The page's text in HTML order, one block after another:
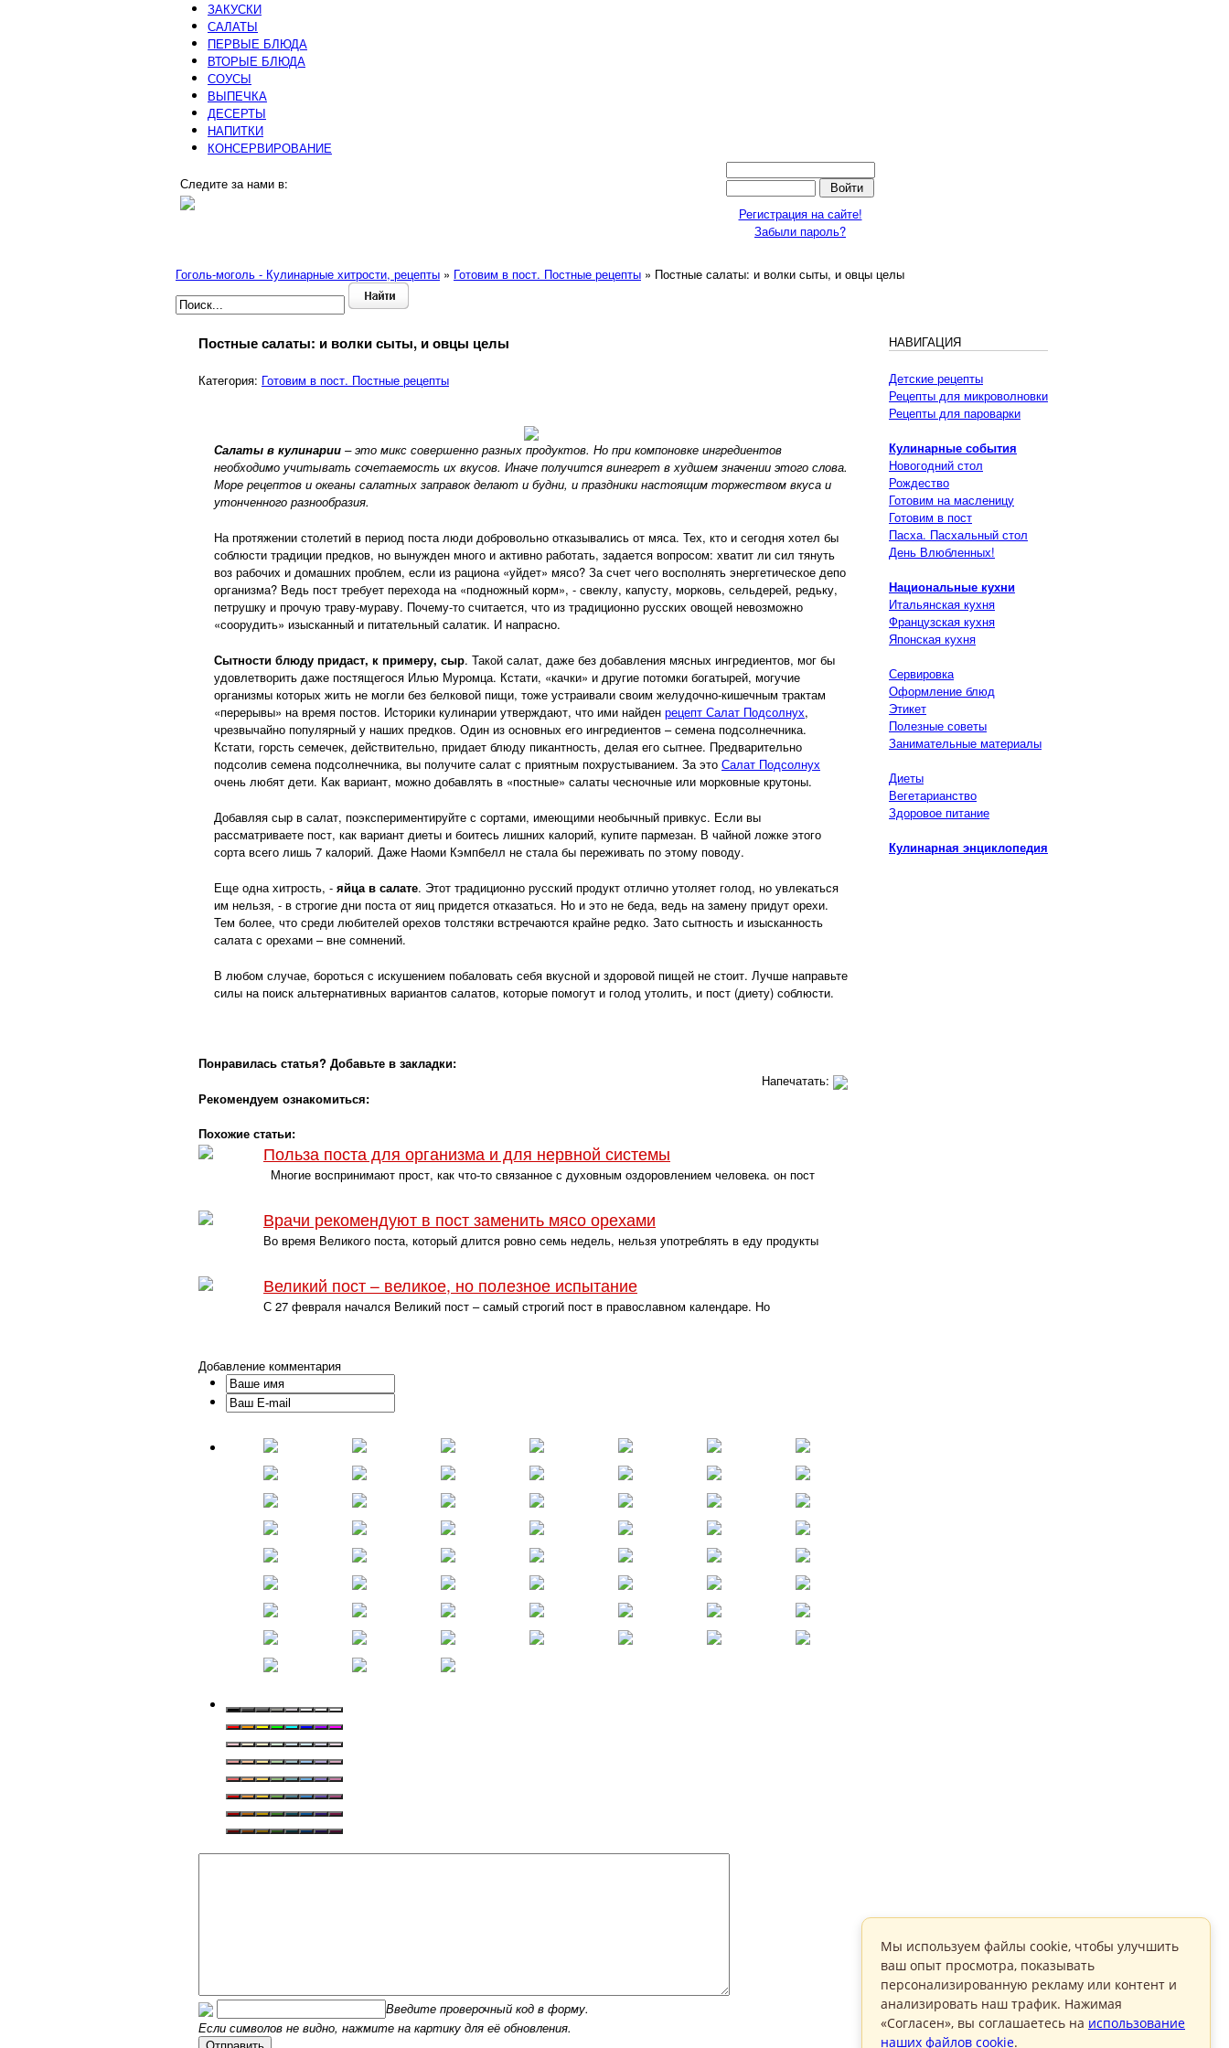
ЗАКУСКИ
САЛАТЫ
ПЕРВЫЕ БЛЮДА
ВТОРЫЕ БЛЮДА
СОУСЫ
ВЫПЕЧКА
ДЕСЕРТЫ
НАПИТКИ
КОНСЕРВИРОВАНИЕ
Следите за нами в:
Регистрация на сайте!
Забыли пароль?
Гоголь-моголь - Кулинарные хитрости, рецепты » Готовим в пост. Постные рецепты » Постные салаты: и волки сыты, и овцы целы
Постные салаты: и волки сыты, и овцы целы
Категория: Готовим в пост. Постные рецепты
Салаты в кулинарии – это микс совершенно разных продуктов. Но при компоновке ингредиентов
необходимо учитывать сочетаемость их вкусов. Иначе получится винегрет в худшем значении этого слова.
Море рецептов и океаны салатных заправок делают и будни, и праздники настоящим торжеством вкуса и
утонченного разнообразия.
На протяжении столетий в период поста люди добровольно отказывались от мяса. Тех, кто и сегодня хотел бы
соблюсти традиции предков, но вынужден много и активно работать, задается вопросом: хватит ли сил тянуть
воз рабочих и домашних проблем, если из рациона «уйдет» мясо? За счет чего восполнять энергетическое депо
организма? Ведь пост требует перехода на «подножный корм», - свеклу, капусту, морковь, сельдерей, редьку,
петрушку и прочую траву-мураву. Почему-то считается, что из традиционно русских овощей невозможно
«соорудить» изысканный и питательный салатик. И напрасно.
Сытности блюду придаст, к примеру, сыр. Такой салат, даже без добавления мясных ингредиентов, мог бы
удовлетворить даже постящегося Илью Муромца. Кстати, «качки» и другие потомки богатырей, могучие
организмы которых жить не могли без белковой пищи, тоже устраивали своим желудочно-кишечным трактам
«перерывы» на время постов. Историки кулинарии утверждают, что ими найден рецепт Салат Подсолнух,
чрезвычайно популярный у наших предков. Один из основных его ингредиентов – семена подсолнечника.
Кстати, горсть семечек, действительно, придает блюду пикантность, делая его сытнее. Предварительно
подсолив семена подсолнечника, вы получите салат с приятным похрустыванием. За это Салат Подсолнух
очень любят дети. Как вариант, можно добавлять в «постные» салаты чесночные или морковные крутоны.
Добавляя сыр в салат, поэкспериментируйте с сортами, имеющими необычный привкус. Если вы
рассматриваете пост, как вариант диеты и боитесь лишних калорий, купите пармезан. В чайной ложке этого
сорта всего лишь 7 калорий. Даже Наоми Кэмпбелл не стала бы переживать по этому поводу.
Еще одна хитрость, - яйца в салате. Этот традиционно русский продукт отлично утоляет голод, но увлекаться
им нельзя, - в строгие дни поста от яиц придется отказаться. Но и это не беда, ведь на замену придут орехи.
Тем более, что среди любителей орехов толстяки встречаются крайне редко. Зато сытность и изысканность
салата с орехами – вне сомнений.
В любом случае, бороться с искушением побаловать себя вкусной и здоровой пищей не стоит. Лучше направьте
силы на поиск альтернативных вариантов салатов, которые помогут и голод утолить, и пост (диету) соблюсти.
Понравилась статья? Добавьте в закладки:
Напечатать:
Рекомендуем ознакомиться:
Похожие статьи:
Польза поста для организма и для нервной системы
Многие воспринимают прост, как что-то связанное с духовным оздоровлением человека. он пост
Врачи рекомендуют в пост заменить мясо орехами
Во время Великого поста, который длится ровно семь недель, нельзя употреблять в еду продукты
Великий пост – великое, но полезное испытание
С 27 февраля начался Великий пост – самый строгий пост в православном календаре. Но
Добавление комментария
Введите проверочный код в форму.
Если символов не видно, нажмите на картику для её обновления.
НАВИГАЦИЯ
Детские рецепты
Рецепты для микроволновки
Рецепты для пароварки
Кулинарные события
Новогодний стол
Рождество
Готовим на масленицу
Готовим в пост
Пасха. Пасхальный стол
День Влюбленных!
Национальные кухни
Итальянская кухня
Французская кухня
Японская кухня
Сервировка
Оформление блюд
Этикет
Полезные советы
Занимательные материалы
Диеты
Вегетарианство
Здоровое питание
Кулинарная энциклопедия
Мы используем файлы cookie, чтобы улучшить
ваш опыт просмотра, показывать
персонализированную рекламу или контент и
анализировать наш трафик. Нажимая
«Согласен», вы соглашаетесь на использование
наших файлов cookie.